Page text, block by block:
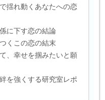
揺れ動くあなたへの恋
に下す恋の結論
くこの恋の結末
、幸せを掴みたいと願
を強くする研究室レポ